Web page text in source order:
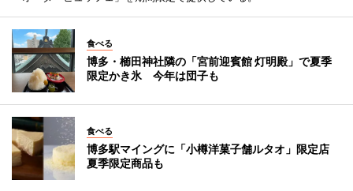
食べる
博多・櫛田神社隣の「宮前迎賓館 灯明殿」で夏季
限定かき氷 今年は団子も
食べる
博多駅マイングに「小樽洋菓子舗ルタオ」限定店
夏季限定商品も